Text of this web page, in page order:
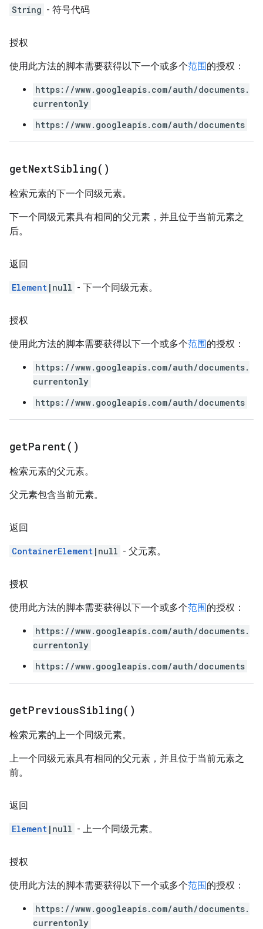
String - 符号代码
授权
使用此方法的脚本需要获得以下一个或多个范围的授权：
https://www.googleapis.com/auth/documents.
currentonly
https://www.googleapis.com/auth/documents
getNextSibling( )
检索元素的下一个同级元素。
下一个同级元素具有相同的父元素，并且位于当前元素之
后。
返回
Element |null - 下一个同级元素。
授权
使用此方法的脚本需要获得以下一个或多个范围的授权：
https://www.googleapis.com/auth/documents.
currentonly
https://www.googleapis.com/auth/documents
getParent( )
检索元素的父元素。
父元素包含当前元素。
返回
ContainerElement |null - 父元素。
授权
使用此方法的脚本需要获得以下一个或多个范围的授权：
https://www.googleapis.com/auth/documents.
currentonly
https://www.googleapis.com/auth/documents
getPreviousSibling( )
检索元素的上一个同级元素。
上一个同级元素具有相同的父元素，并且位于当前元素之
前。
返回
Element |null - 上一个同级元素。
授权
使用此方法的脚本需要获得以下一个或多个范围的授权：
https://www.googleapis.com/auth/documents.
currentonly